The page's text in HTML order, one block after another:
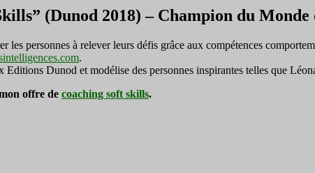
(Dunod 2018) – Champion du
personnes à relever leurs défis grâce aux compétences
.
Dunod et modélise des personnes inspirantes telles que
offre de coaching soft skills.